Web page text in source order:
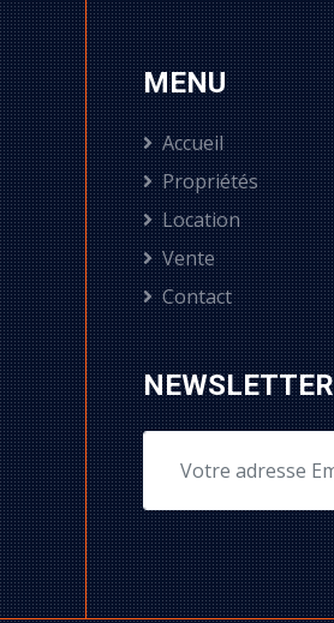
MENU
Accueil
Propriétés
Location
Vente
Contact
NEWSLETTER